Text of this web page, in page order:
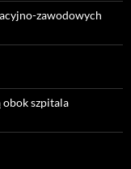
zawodowych
obok szpitala